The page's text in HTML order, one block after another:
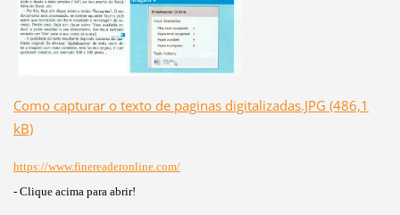
Como capturar o texto de paginas digitalizadas.JPG (486,1
kB)
https://www.finereaderonline.com/
- Clique acima para abrir!